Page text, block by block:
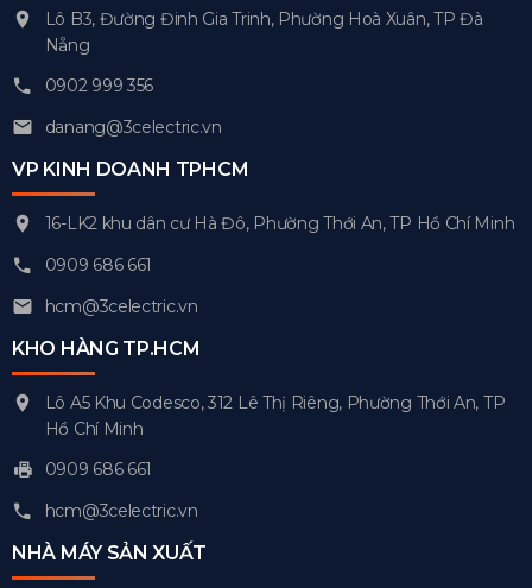
Lô B3, Đường Đinh Gia Trinh, Phường Hoà Xuân, TP Đà
Nẵng
0902 999 356
danang@3celectric.vn
VP KINH DOANH TPHCM
16-LK2 khu dân cư Hà Đô, Phường Thới An, TP Hồ Chí Minh
0909 686 661
hcm@3celectric.vn
KHO HÀNG TP.HCM
Lô A5 Khu Codesco, 312 Lê Thị Riêng, Phường Thới An, TP
Hồ Chí Minh
0909 686 661
hcm@3celectric.vn
NHÀ MÁY SẢN XUẤT